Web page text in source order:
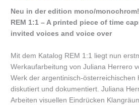
Neu in der edition mono/monochrom!
REM 1:1 –A printed piece of time
invited voices and voice over
Mit dem Katalog REM 1:1 liegt nun
Werkaufarbeitung von Juliana Herrero
Werk der argentinisch-österreichischen
diskutiert und dokumentiert. Juliana
Arbeiten visuellen Eindrücken